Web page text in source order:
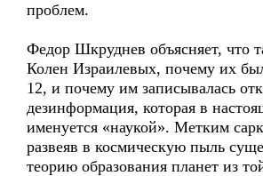
проблем.
Федор Шкруднев объясняет, что
Колен Израилевых, почему их
12, и почему им записывалась
дезинформация, которая в
именуется «наукой». Метким
развеяв в космическую пыль
теорию образования планет из